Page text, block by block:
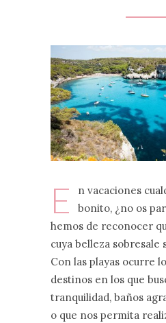
E
n vacaciones
bonito, ¿no os
hemos de reconocer
cuya belleza sobresale
Con las playas ocurre
destinos en los que
tranquilidad, baños
o que nos permita